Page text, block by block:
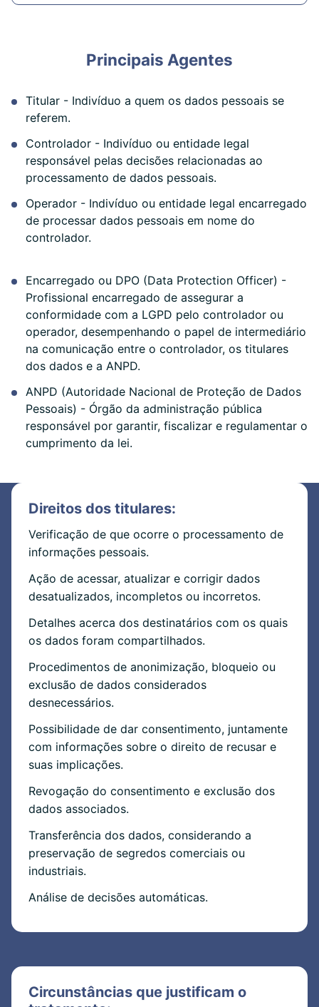
Principais Agentes
Titular - Indivíduo a quem os dados pessoais se
referem.
Controlador - Indivíduo ou entidade legal
responsável pelas decisões relacionadas ao
processamento de dados pessoais.
Operador - Indivíduo ou entidade legal encarregado
de processar dados pessoais em nome do
controlador.
Encarregado ou DPO (Data Protection Officer) -
Profissional encarregado de assegurar a
conformidade com a LGPD pelo controlador ou
operador, desempenhando o papel de intermediário
na comunicação entre o controlador, os titulares
dos dados e a ANPD.
ANPD (Autoridade Nacional de Proteção de Dados
Pessoais) - Órgão da administração pública
responsável por garantir, fiscalizar e regulamentar o
cumprimento da lei.
Direitos dos titulares:
Verificação de que ocorre o processamento de
informações pessoais.
Ação de acessar, atualizar e corrigir dados
desatualizados, incompletos ou incorretos.
Detalhes acerca dos destinatários com os quais
os dados foram compartilhados.
Procedimentos de anonimização, bloqueio ou
exclusão de dados considerados
desnecessários.
Possibilidade de dar consentimento, juntamente
com informações sobre o direito de recusar e
suas implicações.
Revogação do consentimento e exclusão dos
dados associados.
Transferência dos dados, considerando a
preservação de segredos comerciais ou
industriais.
Análise de decisões automáticas.
Circunstâncias que justificam o